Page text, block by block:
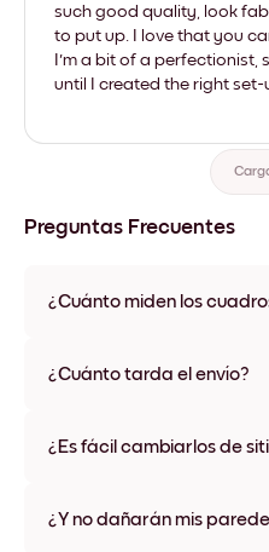
such good quality, look
to put up. I love that you
I'm a bit of a perfectionist,
until I created the right set-
Preguntas Frecuentes
¿Cuánto miden los
varios materiales y colores
¿Cuánto tarda el envío?
disponibles en algunos
¿Es fácil cambiarlos de
ningún daño
¿Y no dañarán mis